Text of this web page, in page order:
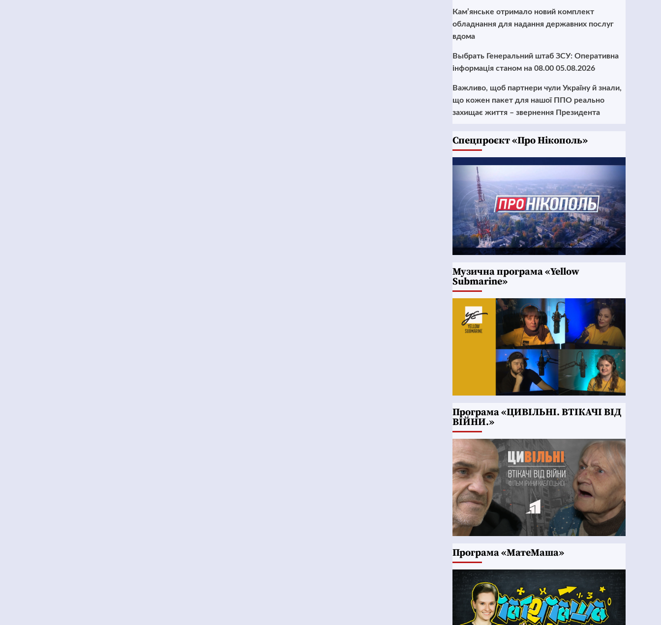
Кам’янське отримало новий комплект
обладнання для надання державних послуг
вдома
Выбрать Генеральний штаб ЗСУ: Оперативна
інформація станом на 08.00 05.08.2026
Важливо, щоб партнери чули Україну й знали,
що кожен пакет для нашої ППО реально
захищає життя – звернення Президента
Cпецпроєкт «Про Нікополь»
Музична програма «Yellow
Submarine»
Програма «ЦИВІЛЬНІ. ВТІКАЧІ ВІД
ВІЙНИ.»
Програма «МатеМаша»